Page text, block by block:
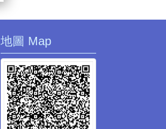
地圖 Map